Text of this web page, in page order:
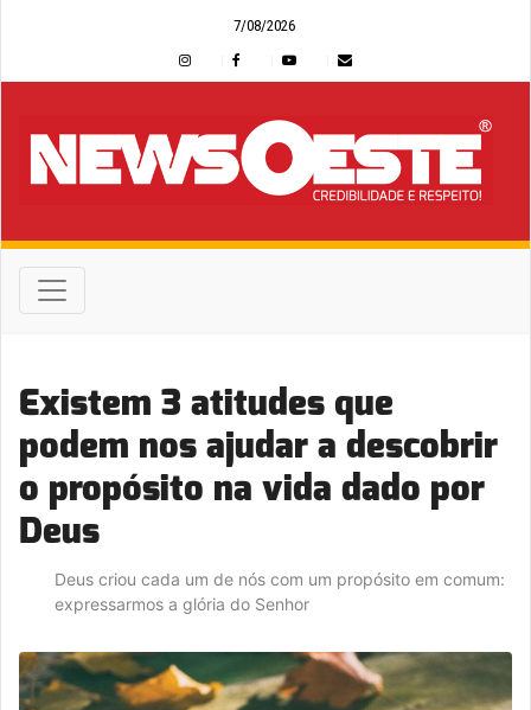
7/08/2026
Existem 3 atitudes que
podem nos ajudar a descobrir
o propósito na vida dado por
Deus
Deus criou cada um de nós com um propósito em comum:
expressarmos a glória do Senhor